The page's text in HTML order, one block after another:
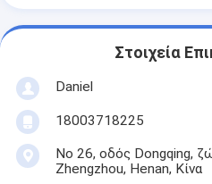
Στοιχεία
Daniel
18003718225
Νο 26, οδός Dongqing,
Zhengzhou, Henan, Κίνα